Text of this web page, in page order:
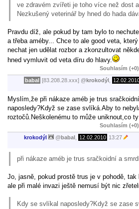
ve zdravém zvířeti je toho více než dost
Nezkušený veterinář by hned do hada
Pravdu díž, ale pokud by tam bylo to
a třeba améby... Chce to ale good veta,
nechat jen udělat rozbor a zkonzultovat
hned vymluvit od veta díru do hlavy.
Souhlasím (+0)
babal [83.208.28.xxx] @krokodýl
Myslím,že při nákaze améb je trus
naposledy?Když se zase svlíká.Aby to
roztočů.Neškolenému to může uniknout,co
Souhlasím (+0)
krokodýl @babal 12.02.2010 13:27
při nákaze améb je trus sračkoidní a
Jo, jasně, pokud prostě trus je v pohodě, tak
ale při malé invazi ještě nemusí být nic
Kdy se svlíkal naposledy?Když se zase